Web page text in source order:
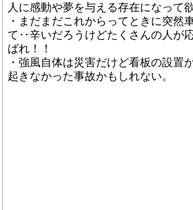
人に感動や夢を与える存在になって
・まだまだこれからってときに突然
て‥辛いだろうけどたくさんの人が
ばれ！！
・強風自体は災害だけど看板の設置
起きなかった事故かもしれない。